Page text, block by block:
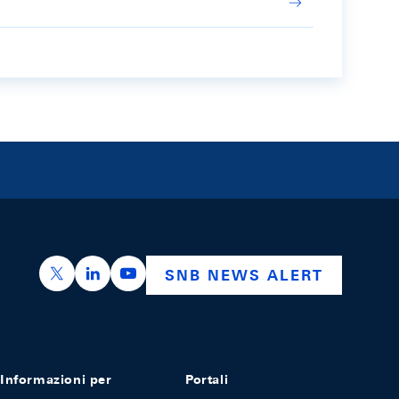
https://x.com/snb_bns
https://ch.linkedin.com/company/swiss-
https://www.youtube.com/
SNB NEWS ALERT
Informazioni per Portali